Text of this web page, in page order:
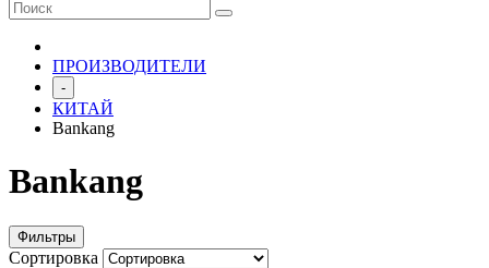
ПРОИЗВОДИТЕЛИ
-
КИТАЙ
Bankang
Bankang
Фильтры
Сортировка